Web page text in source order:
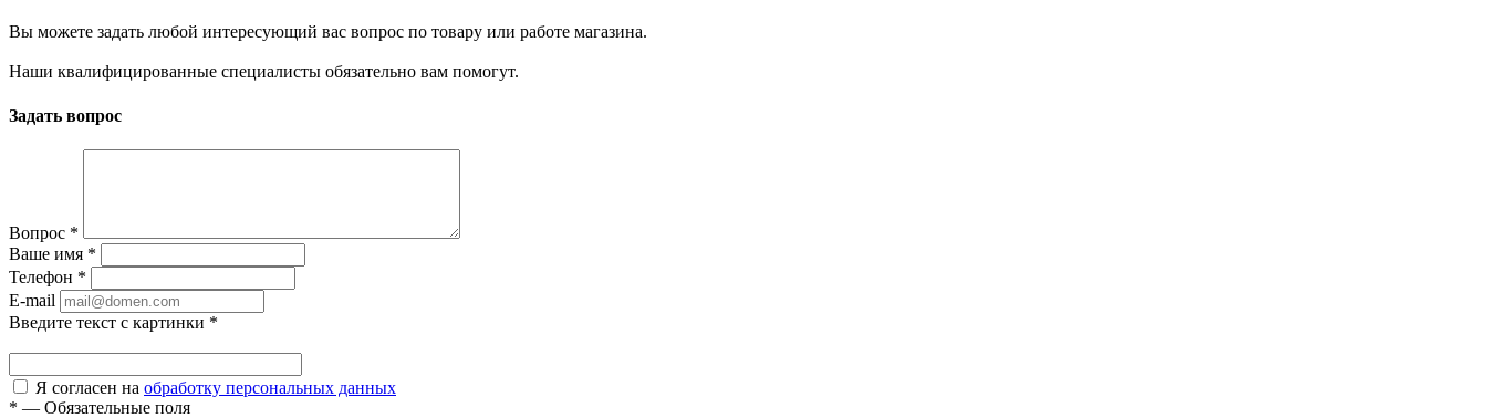
Вы можете задать любой интересующий вас вопрос по товару или работе магазина.
Наши квалифицированные специалисты обязательно вам помогут.
Задать вопрос
Вопрос *
Ваше имя *
Телефон *
E-mail
Введите текст с картинки *
Я согласен на обработку персональных данных
* — Обязательные поля